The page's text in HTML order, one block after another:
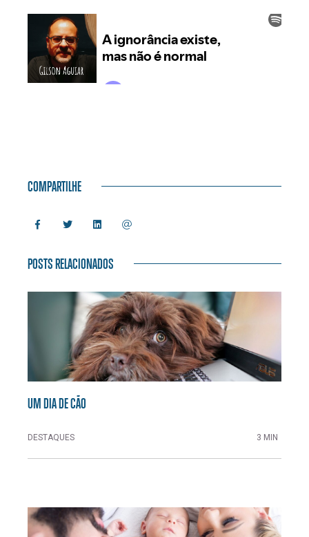
COMPARTILHE
POSTS RELACIONADOS
UM DIA DE CÃO
DESTAQUES 3 MIN